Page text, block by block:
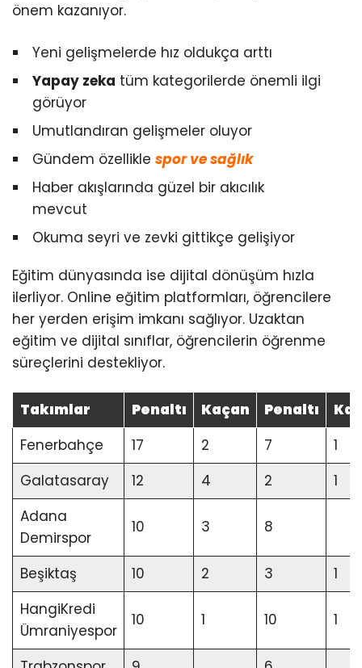
önem kazanıyor.
Yeni gelişmelerde hız oldukça arttı
Yapay zeka tüm kategorilerde önemli ilgi
görüyor
Umutlandıran gelişmeler oluyor
Gündem özellikle spor ve sağlık
Haber akışlarında güzel bir akıcılık
mevcut
Okuma seyri ve zevki gittikçe gelişiyor
Eğitim dünyasında ise dijital dönüşüm hızla
ilerliyor. Online eğitim platformları, öğrencilere
her yerden erişim imkanı sağlıyor. Uzaktan
eğitim ve dijital sınıflar, öğrencilerin öğrenme
süreçlerini destekliyor.
Takımlar Penaltı Kaçan Penaltı
Fenerbahçe
17 2 7
1
Galatasaray
12 4 2
1
Adana
Demirspor
10 3 8
Beşiktaş 10 2 3
1
HangiKredi
Ümraniyespor
10 1 10 1